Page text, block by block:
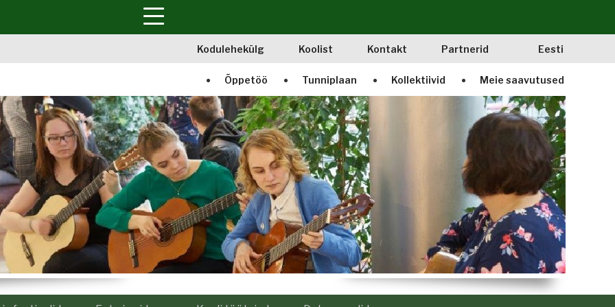
Kodulehekülg Koolist Kontakt Partnerid Eesti
Õppetöö Tunniplaan Kollektiivid Meie saavutused